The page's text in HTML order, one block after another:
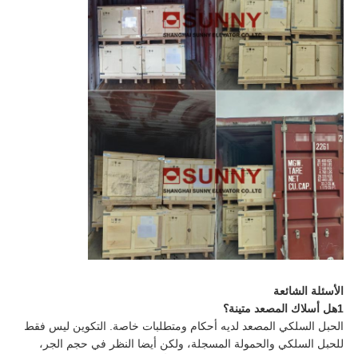
الأسئلة الشائعة
1هل أسلاك المصعد متينة؟
الحبل السلكي المصعد لديه أحكام ومتطلبات خاصة. التكوين ليس فقط
للحبل السلكي والحمولة المسجلة، ولكن أيضا النظر في حجم الجر،